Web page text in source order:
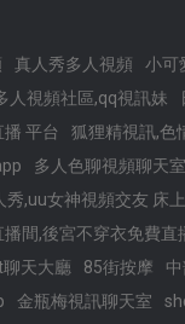
真人秀多人視頻 小可
人視頻社區,qq視訊妹
平台 狐狸精視訊,色
多人色聊視頻聊天
,uu女神視頻交友 床
間,後宮不穿衣免費直
天大廳
85街按摩
金瓶梅視訊聊天室